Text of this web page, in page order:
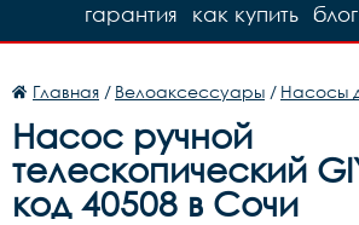
блог
как купить
гарантия
Главная / Велоаксессуары / Насосы
Насос ручной
телескопический
код 40508 в Сочи